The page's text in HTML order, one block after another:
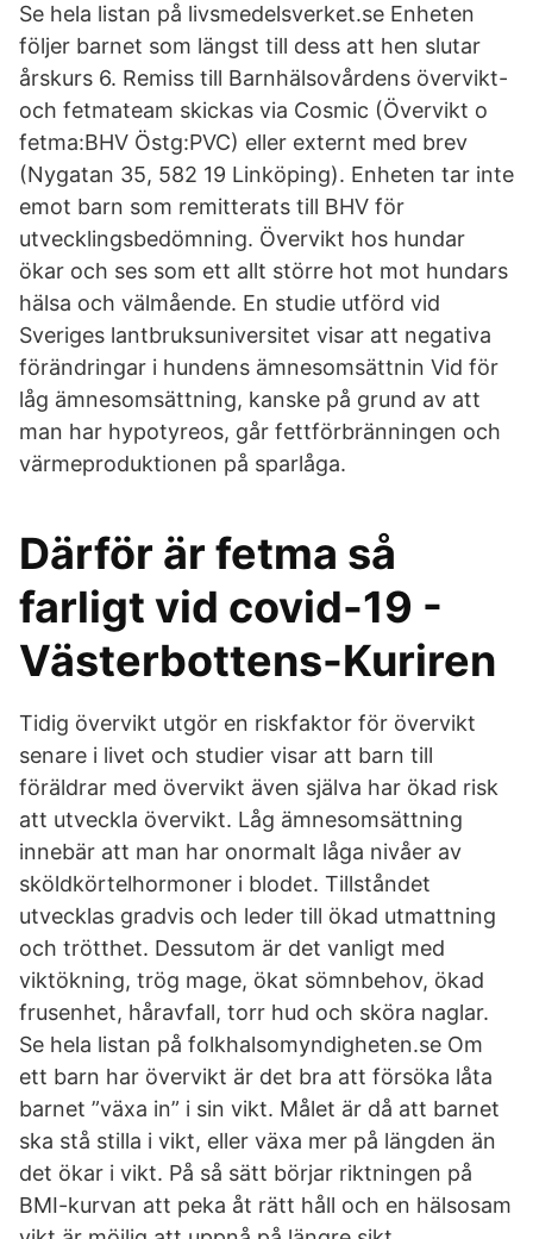
Se hela listan på livsmedelsverket.se Enheten
följer barnet som längst till dess att hen slutar
årskurs 6. Remiss till Barnhälsovårdens övervikt-
och fetmateam skickas via Cosmic (Övervikt o
fetma:BHV Östg:PVC) eller externt med brev
(Nygatan 35, 582 19 Linköping). Enheten tar inte
emot barn som remitterats till BHV för
utvecklingsbedömning. Övervikt hos hundar
ökar och ses som ett allt större hot mot hundars
hälsa och välmående. En studie utförd vid
Sveriges lantbruksuniversitet visar att negativa
förändringar i hundens ämnesomsättnin Vid för
låg ämnesomsättning, kanske på grund av att
man har hypotyreos, går fettförbränningen och
värmeproduktionen på sparlåga.
Därför är fetma så
farligt vid covid-19 -
Västerbottens-Kuriren
Tidig övervikt utgör en riskfaktor för övervikt
senare i livet och studier visar att barn till
föräldrar med övervikt även själva har ökad risk
att utveckla övervikt. Låg ämnesomsättning
innebär att man har onormalt låga nivåer av
sköldkörtelhormoner i blodet. Tillståndet
utvecklas gradvis och leder till ökad utmattning
och trötthet. Dessutom är det vanligt med
viktökning, trög mage, ökat sömnbehov, ökad
frusenhet, håravfall, torr hud och sköra naglar.
Se hela listan på folkhalsomyndigheten.se Om
ett barn har övervikt är det bra att försöka låta
barnet ”växa in” i sin vikt. Målet är då att barnet
ska stå stilla i vikt, eller växa mer på längden än
det ökar i vikt. På så sätt börjar riktningen på
BMI-kurvan att peka åt rätt håll och en hälsosam